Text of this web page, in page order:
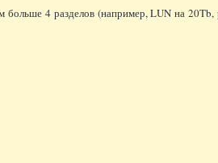
4 разделов (например, LUN на